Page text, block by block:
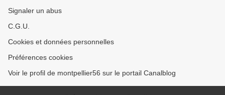
Signaler un abus
C.G.U.
Cookies et données personnelles
Préférences cookies
Voir le profil de montpellier56 sur le portail Canalblog